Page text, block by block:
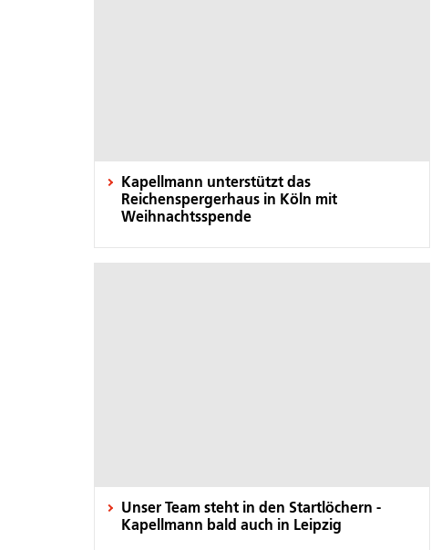
Kapellmann unterstützt das
Reichenspergerhaus in Köln mit
Weihnachtsspende
Unser Team steht in den Startlöchern -
Kapellmann bald auch in Leipzig